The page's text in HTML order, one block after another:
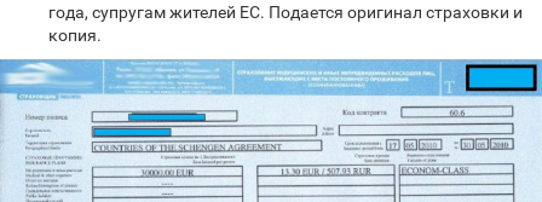
года, супругам жителей ЕС. Подается оригинал страховки и
копия.